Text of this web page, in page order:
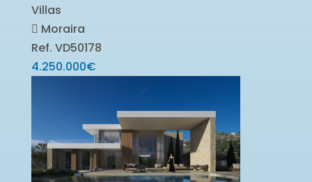
Villas
Moraira
Ref. VD50178
4.250.000€